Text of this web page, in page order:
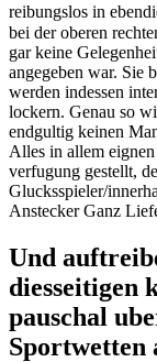
reibungslos in
bei der oberen
gar keine
angegeben war. Sie
werden indessen
lockern. Genau so
endgultig keinen
Alles in allem
verfugung gestellt,
Glucksspieler/
Anstecker Ganz
Und
diesseitigen
pauschal
Sportwetten